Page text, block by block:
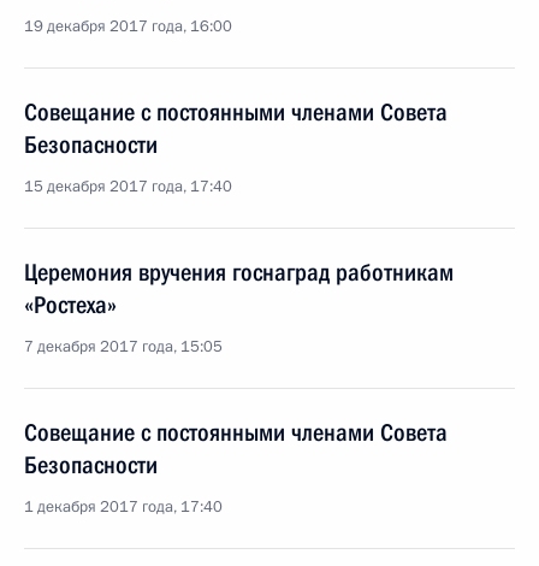
19 декабря 2017 года, 16:00
Совещание с постоянными членами Совета
Безопасности
15 декабря 2017 года, 17:40
Церемония вручения госнаград работникам
«Ростеха»
7 декабря 2017 года, 15:05
Совещание с постоянными членами Совета
Безопасности
1 декабря 2017 года, 17:40